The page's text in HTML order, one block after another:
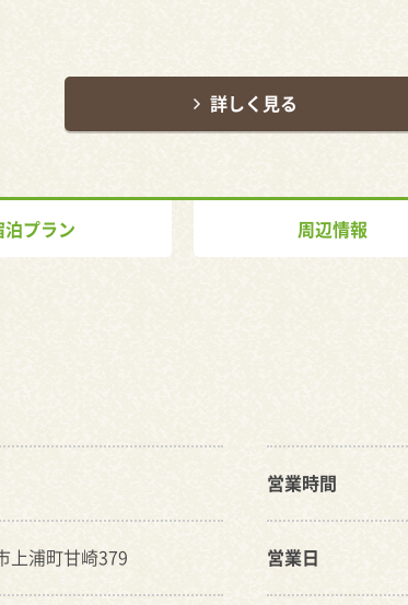
詳しく見る
泊プラン 周辺情報
浦町甘崎379
営業時間
営業日